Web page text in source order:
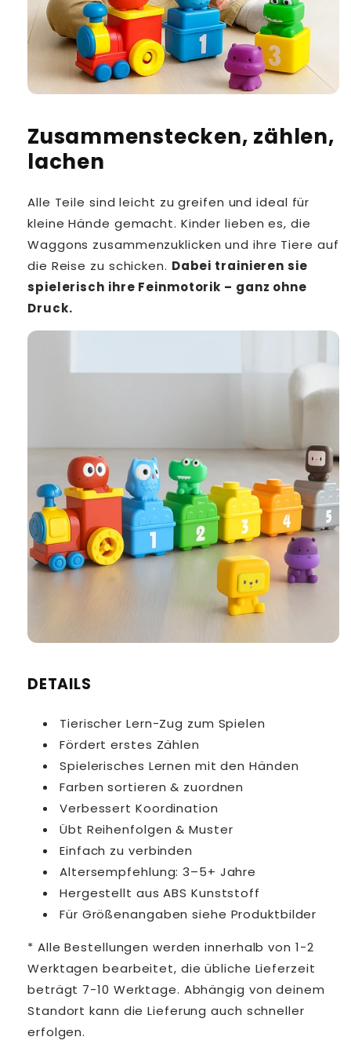
Zusammenstecken, zählen,
lachen
Alle Teile sind leicht zu greifen und ideal für
kleine Hände gemacht. Kinder lieben es, die
Waggons zusammenzuklicken und ihre Tiere auf
die Reise zu schicken. Dabei trainieren sie
spielerisch ihre Feinmotorik – ganz ohne
Druck.
DETAILS
Tierischer Lern-Zug zum Spielen
Fördert erstes Zählen
Spielerisches Lernen mit den Händen
Farben sortieren & zuordnen
Verbessert Koordination
Übt Reihenfolgen & Muster
Einfach zu verbinden
Altersempfehlung: 3–5+ Jahre
Hergestellt aus ABS Kunststoff
Für Größenangaben siehe Produktbilder
* Alle Bestellungen werden innerhalb von 1-2
Werktagen bearbeitet, die übliche Lieferzeit
beträgt 7-10 Werktage. Abhängig von deinem
Standort kann die Lieferung auch schneller
erfolgen.